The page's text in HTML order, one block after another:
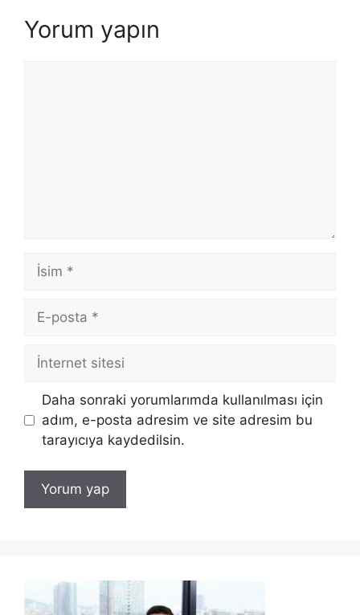
Yorum yapın
İsim
posta
İnternet
sitesi
Daha sonraki yorumlarımda kullanılması için
adım, e-posta adresim ve site adresim bu
tarayıcıya kaydedilsin.